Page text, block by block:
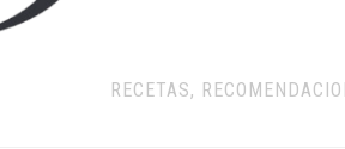
RECETAS,